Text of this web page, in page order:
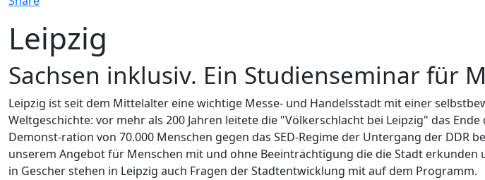
Leipzig
Sachsen inklusiv. Ein Studienseminar für
Leipzig ist seit dem Mittelalter eine wichtige Messe- und Handelsstadt mit einer
Weltgeschichte: vor mehr als 200 Jahren leitete die "Völkerschlacht bei Leipzig" das
Demonst-ration von 70.000 Menschen gegen das SED-Regime der Untergang der
unserem Angebot für Menschen mit und ohne Beeinträchtigung die die Stadt
in Gescher stehen in Leipzig auch Fragen der Stadtentwicklung mit auf dem Programm.